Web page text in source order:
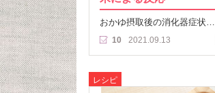
おかゆ摂取後の消化器症状…
10 2021.09.13
レシピ